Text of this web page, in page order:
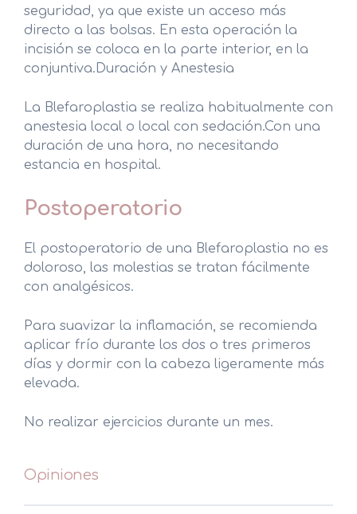
seguridad, ya que existe un acceso más
directo a las bolsas. En esta operación la
incisión se coloca en la parte interior, en la
conjuntiva.Duración y Anestesia
La Blefaroplastia se realiza habitualmente con
anestesia local o local con sedación.Con una
duración de una hora, no necesitando
estancia en hospital.
Postoperatorio
El postoperatorio de una Blefaroplastia no es
doloroso, las molestias se tratan fácilmente
con analgésicos.
Para suavizar la inflamación, se recomienda
aplicar frío durante los dos o tres primeros
días y dormir con la cabeza ligeramente más
elevada.
No realizar ejercicios durante un mes.
Opiniones